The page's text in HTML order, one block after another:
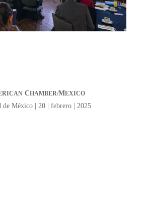
CHAMBER/MEXICO
de México | 20 | febrero | 2025